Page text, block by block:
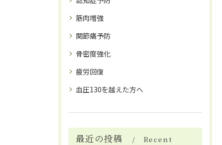
筋肉増強
関節痛予防
骨密度強化
疲労回復
血圧130を越えた方へ
最近の投稿
Recent